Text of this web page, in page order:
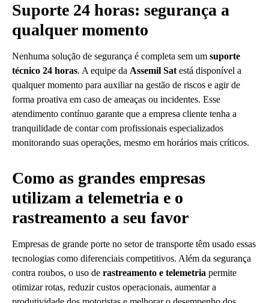
Suporte 24 horas: segurança a
qualquer momento
Nenhuma solução de segurança é completa sem um suporte
técnico 24 horas. A equipe da Assemil Sat está disponível a
qualquer momento para auxiliar na gestão de riscos e agir de
forma proativa em caso de ameaças ou incidentes. Esse
atendimento contínuo garante que a empresa cliente tenha a
tranquilidade de contar com profissionais especializados
monitorando suas operações, mesmo em horários mais críticos.
Como as grandes empresas
utilizam a telemetria e o
rastreamento a seu favor
Empresas de grande porte no setor de transporte têm usado essas
tecnologias como diferenciais competitivos. Além da segurança
contra roubos, o uso de rastreamento e telemetria permite
otimizar rotas, reduzir custos operacionais, aumentar a